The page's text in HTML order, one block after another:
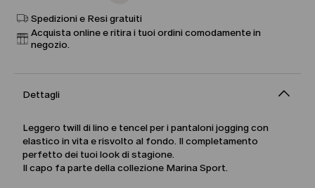
Spedizioni e Resi gratuiti
Acquista online e ritira i tuoi ordini comodamente in
negozio.
Dettagli
Leggero twill di lino e tencel per i pantaloni jogging con
elastico in vita e risvolto al fondo. Il completamento
perfetto dei tuoi look di stagione.
Il capo fa parte della collezione Marina Sport.